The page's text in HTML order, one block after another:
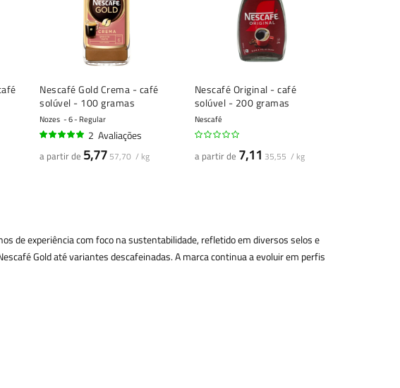
Nescafé Gold Crema - café
solúvel - 100 gramas
Nozes 6 - Regular
2Avaliações
a partir de 5,77 57,70 / kg
Nescafé Original - café
solúvel - 200 gramas
Nescafé
a partir de 7,11 35,55 / kg
de experiência com foco na sustentabilidade, refletido em diversos selos e
Gold até variantes descafeinadas. A marca continua a evoluir em perfis